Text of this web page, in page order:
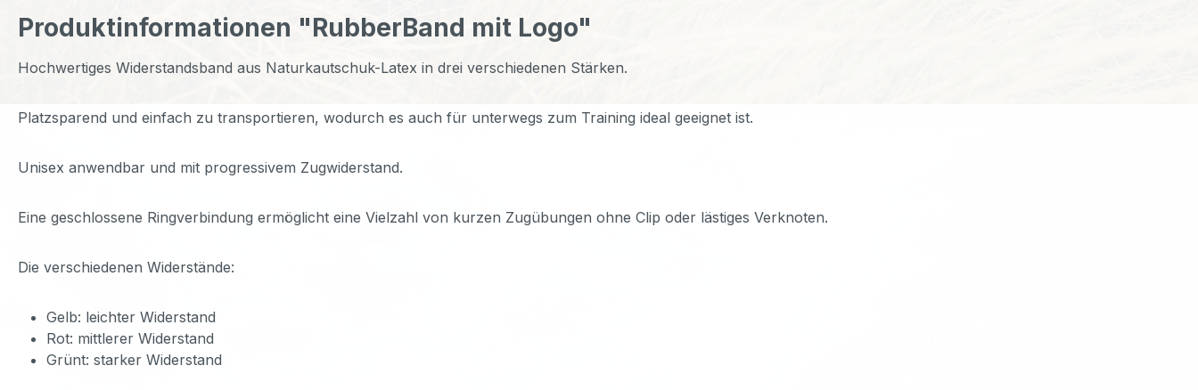
Produktinformationen "RubberBand mit Logo"
Hochwertiges Widerstandsband aus Naturkautschuk-Latex in drei verschiedenen Stärken.
Platzsparend und einfach zu transportieren, wodurch es auch für unterwegs zum Training ideal geeignet ist.
Unisex anwendbar und mit progressivem Zugwiderstand.
Eine geschlossene Ringverbindung ermöglicht eine Vielzahl von kurzen Zugübungen ohne Clip oder lästiges Verknoten.
Die verschiedenen Widerstände:
Gelb: leichter Widerstand
Rot: mittlerer Widerstand
Grünt: starker Widerstand